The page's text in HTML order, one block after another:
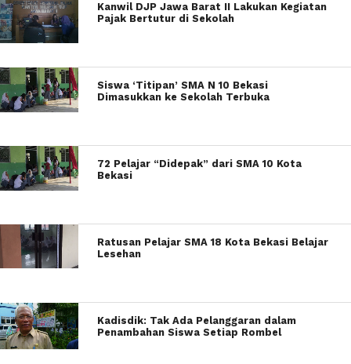
Kanwil DJP Jawa Barat II Lakukan Kegiatan
Pajak Bertutur di Sekolah
Siswa ‘Titipan’ SMA N 10 Bekasi
Dimasukkan ke Sekolah Terbuka
72 Pelajar “Didepak” dari SMA 10 Kota
Bekasi
Ratusan Pelajar SMA 18 Kota Bekasi Belajar
Lesehan
Kadisdik: Tak Ada Pelanggaran dalam
Penambahan Siswa Setiap Rombel